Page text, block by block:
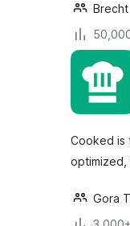
Brecht
Cooked is
optimized,
Gora